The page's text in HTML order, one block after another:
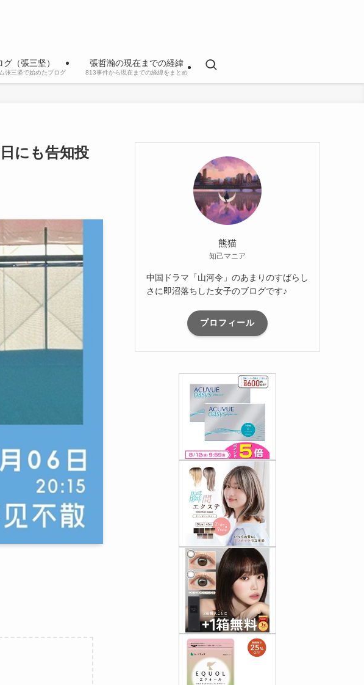
（張三坚）
张三坚で始めたブログ
張哲瀚の現在までの経緯
813事件から現在までの経緯をまとめ
にも告知投
熊猫
知己マニア
中国ドラマ「山河令」のあまりのすばらし
さに即沼落ちした女子のブログです♪
プロフィール